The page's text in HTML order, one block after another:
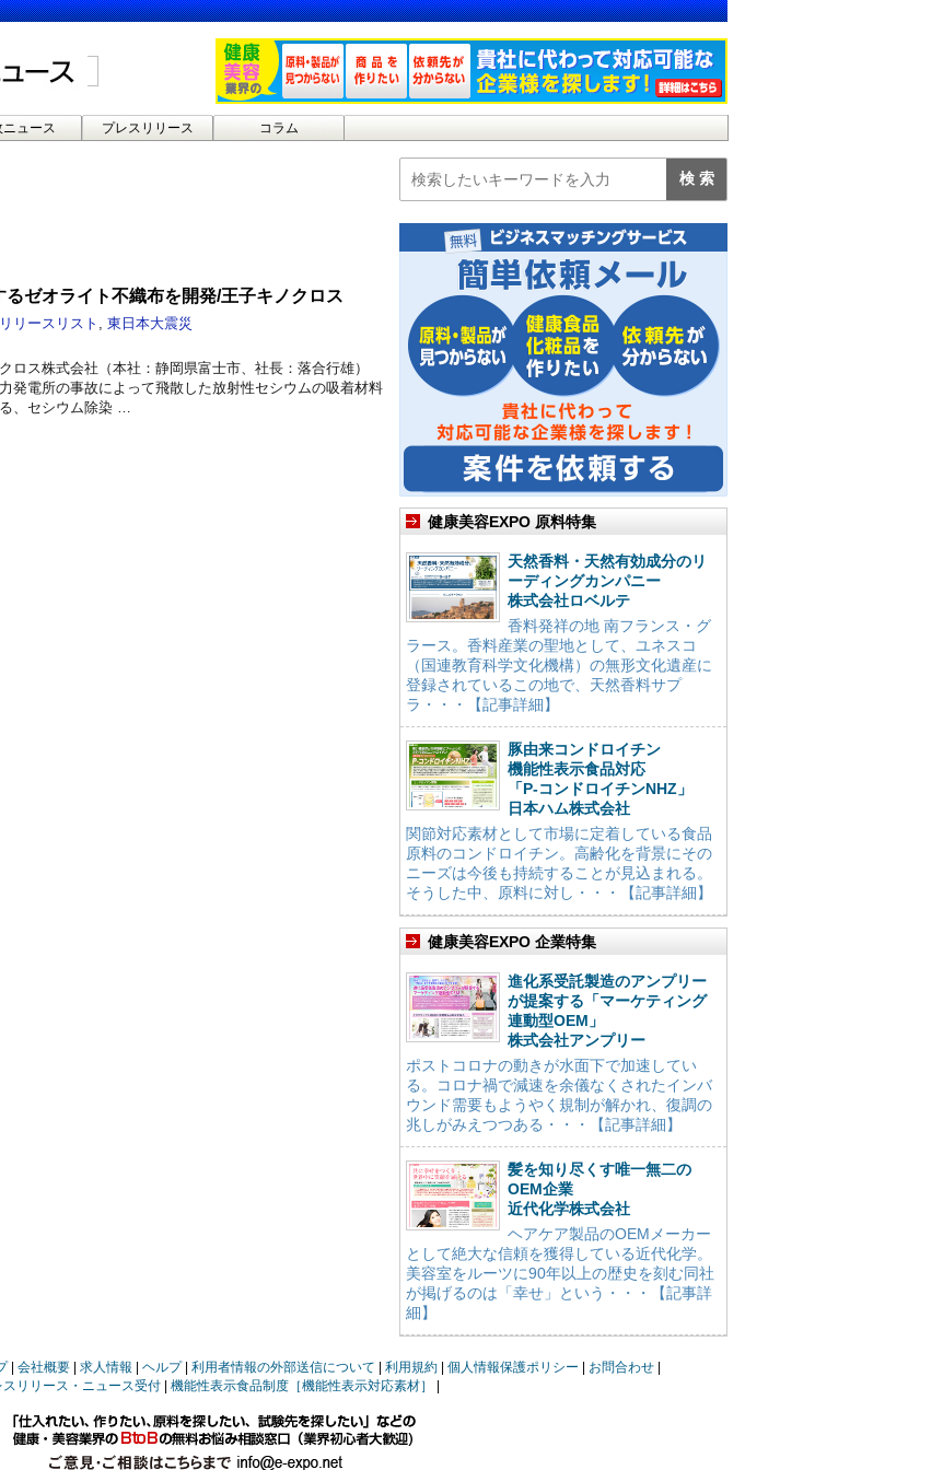
ニュース プレスリリース コラム
ゼオライト不織布を開発/王子キノクロス
リリースリスト
東日本大震災
ロス株式会社（本社：静岡県富士市、社長：落合行雄）
発電所の事故によって飛散した放射性セシウムの吸着材料
、セシウム除染 …
健康美容EXPO 原料特集
天然香料・天然有効成分のリ
ーディングカンパニー
株式会社ロベルテ
香料発祥の地 南フランス・グ
ラース。香料産業の聖地として、ユネスコ
（国連教育科学文化機構）の無形文化遺産に
登録されているこの地で、天然香料サプ
ラ・・・【記事詳細】
豚由来コンドロイチン
機能性表示食品対応
「P-コンドロイチンNHZ」
日本ハム株式会社
関節対応素材として市場に定着している食品
原料のコンドロイチン。高齢化を背景にその
ニーズは今後も持続することが見込まれる。
そうした中、原料に対し・・・【記事詳細】
健康美容EXPO 企業特集
進化系受託製造のアンプリー
が提案する「マーケティング
連動型OEM」
株式会社アンプリー
ポストコロナの動きが水面下で加速してい
る。コロナ禍で減速を余儀なくされたインバ
ウンド需要もようやく規制が解かれ、復調の
兆しがみえつつある・・・【記事詳細】
髪を知り尽くす唯一無二の
OEM企業
近代化学株式会社
ヘアケア製品のOEMメーカー
として絶大な信頼を獲得している近代化学。
美容室をルーツに90年以上の歴史を刻む同社
が掲げるのは「幸せ」という・・・【記事詳
細】
会社概要 求人情報 ヘルプ 利用者情報の外部送信について 利用規約 個人情報保護ポリシー
お問合わせ
スリリース・ニュース受付
機能性表示食品制度［機能性表示対応素材］